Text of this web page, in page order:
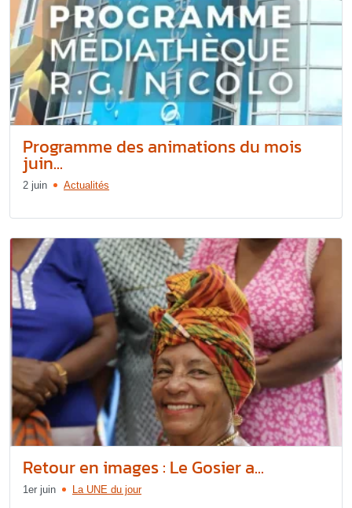
Programme des animations du mois
juin...
2 juin Actualités
Retour en images : Le Gosier a...
1er juin La UNE du jour